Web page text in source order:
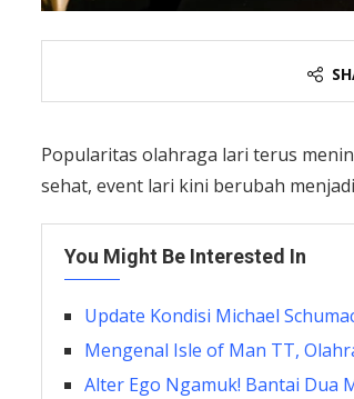
Popularitas olahraga lari terus
sehat, event lari kini berubah
You Might Be Interested In
Update Kondisi Michael
Mengenal Isle of Man TT,
Alter Ego Ngamuk! Bantai Dua